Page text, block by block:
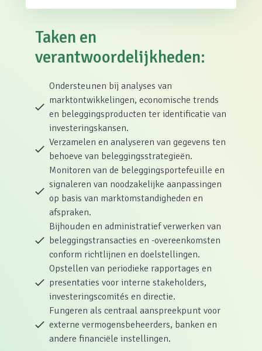
Taken en
verantwoordelijkheden:
Ondersteunen bij analyses van
marktontwikkelingen, economische trends
en beleggingsproducten ter identificatie van
investeringskansen.
Verzamelen en analyseren van gegevens ten
behoeve van beleggingsstrategieën.
Monitoren van de beleggingsportefeuille en
signaleren van noodzakelijke aanpassingen
op basis van marktomstandigheden en
afspraken.
Bijhouden en administratief verwerken van
beleggingstransacties en -overeenkomsten
conform richtlijnen en doelstellingen.
Opstellen van periodieke rapportages en
presentaties voor interne stakeholders,
investeringscomités en directie.
Fungeren als centraal aanspreekpunt voor
externe vermogensbeheerders, banken en
andere financiële instellingen.